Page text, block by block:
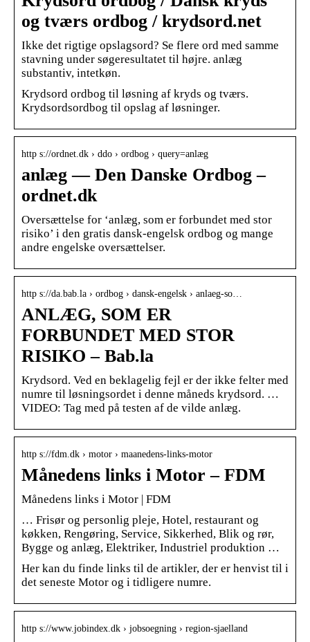
og tværs ordbog / krydsord.net
Ikke det rigtige opslagsord? Se flere ord med samme
stavning under søgeresultatet til højre. anlæg
substantiv, intetkøn.
Krydsord ordbog til løsning af kryds og tværs.
Krydsordsordbog til opslag af løsninger.
http s://ordnet.dk › ddo › ordbog › query=anlæg
anlæg — Den Danske Ordbog –
ordnet.dk
Oversættelse for ‘anlæg, som er forbundet med stor
risiko’ i den gratis dansk-engelsk ordbog og mange
andre engelske oversættelser.
http s://da.bab.la › ordbog › dansk-engelsk › anlaeg-so…
ANLÆG, SOM ER
FORBUNDET MED STOR
RISIKO – Bab.la
Krydsord. Ved en beklagelig fejl er der ikke felter med
numre til løsningsordet i denne måneds krydsord. …
VIDEO: Tag med på testen af de vilde anlæg.
http s://fdm.dk › motor › maanedens-links-motor
Månedens links i Motor – FDM
Månedens links i Motor | FDM
… Frisør og personlig pleje, Hotel, restaurant og
køkken, Rengøring, Service, Sikkerhed, Blik og rør,
Bygge og anlæg, Elektriker, Industriel produktion …
Her kan du finde links til de artikler, der er henvist til i
det seneste Motor og i tidligere numre.
http s://www.jobindex.dk › jobsoegning › region-sjaelland